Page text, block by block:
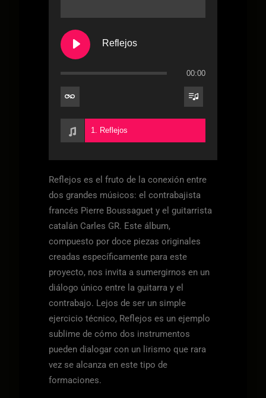
Reflejos
00:00
1. Reflejos
Reflejos es el fruto de la conexión entre
dos grandes músicos: el contrabajista
francés Pierre Boussaguet y el guitarrista
catalán Carles GR. Este álbum,
compuesto por doce piezas originales
creadas específicamente para este
proyecto, nos invita a sumergirnos en un
diálogo único entre la guitarra y el
contrabajo. Lejos de ser un simple
ejercicio técnico, Reflejos es un ejemplo
sublime de cómo dos instrumentos
pueden dialogar con un lirismo que rara
vez se alcanza en este tipo de
formaciones.